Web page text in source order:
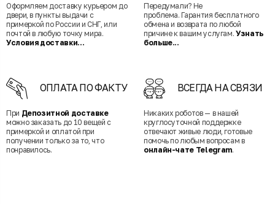
Оформляем доставку курьером до
двери, в пункты выдачи с
примеркой по России и СНГ, или
почтой в любую точку мира.
Условия доставки...
Передумали? Не
проблема. Гарантия бесплатного
обмена и возврата по любой
причине к вашим услугам. Узнать
больше...
ОПЛАТА ПО ФАКТУ
При Депозитной доставке
можно заказать до 10 вещей с
примеркой и оплатой при
получении только за то, что
понравилось.
ВСЕГДА НА СВЯЗИ
Никаких роботов — в нашей
круглосуточной поддержке
отвечают живые люди, готовые
помочь по любым вопросам в
онлайн-чате Telegram.